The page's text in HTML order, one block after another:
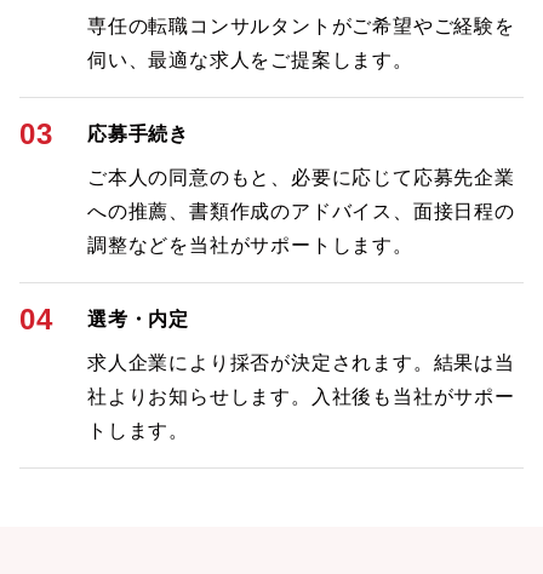
専任の転職コンサルタントがご希望やご経験を
伺い、最適な求人をご提案します。
03 応募手続き
ご本人の同意のもと、必要に応じて応募先企業
への推薦、書類作成のアドバイス、面接日程の
調整などを当社がサポートします。
04 選考・内定
求人企業により採否が決定されます。結果は当
社よりお知らせします。入社後も当社がサポー
トします。